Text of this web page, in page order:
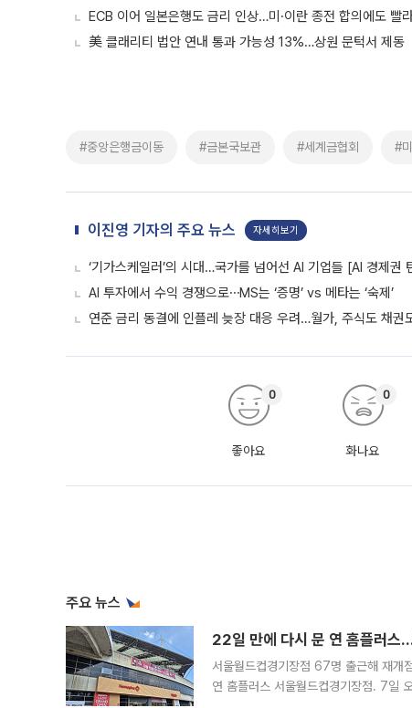
ECB 이어 일본은행도 금리 인상…미·이란 종전 합의에도 빨
美 클래리티 법안 연내 통과 가능성 13%…상원 문턱서 제동
#중앙은행금이동 #금본국보관 #세계금협회 #
이진영 기자의 주요 뉴스 자세히보기
‘기가스케일러’의 시대…국가를 넘어선 AI 기업들 [AI 경제권
AI 투자에서 수익 경쟁으로⋯MS는 ‘증명’ vs 메타는 ‘숙제’
연준 금리 동결에 인플레 늦장 대응 우려…월가, 주식도 채권
좋아요
0
화나요
0
주요 뉴스
22일 만에 다시 문 연 홈플러스
서울월드컵경기장점 67명 출근해 재개
연 홈플러스 서울월드컵경기장점. 7일